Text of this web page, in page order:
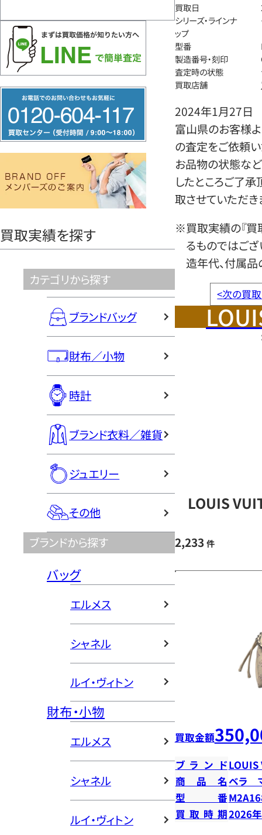
リ
ー
ヤ
買取実績を探す
カテゴリから探す
ブランドバッグ
財布／小物
時計
ブランド衣料／雑貨
ジュエリー
その他
ブランドから探す
バッグ
エルメス
シャネル
ルイ・ヴィトン
財布・小物
エルメス
シャネル
ルイ・ヴィトン
買取日
シリーズ・ラインナ
ップ
型番
製造番号・刻印
査定時の状態
買取店舗
2024年1月27日
富山県のお客様よ
の査定をご依頼い
お品物の状態など
したところご了
取させていただき
※買取実績の『買
るものではござ
造年代、付属品
<次の買
LOUIS
2,233 件
買取金額
ブランドLOUIS
商品名ベラ
型番
買取時期2026